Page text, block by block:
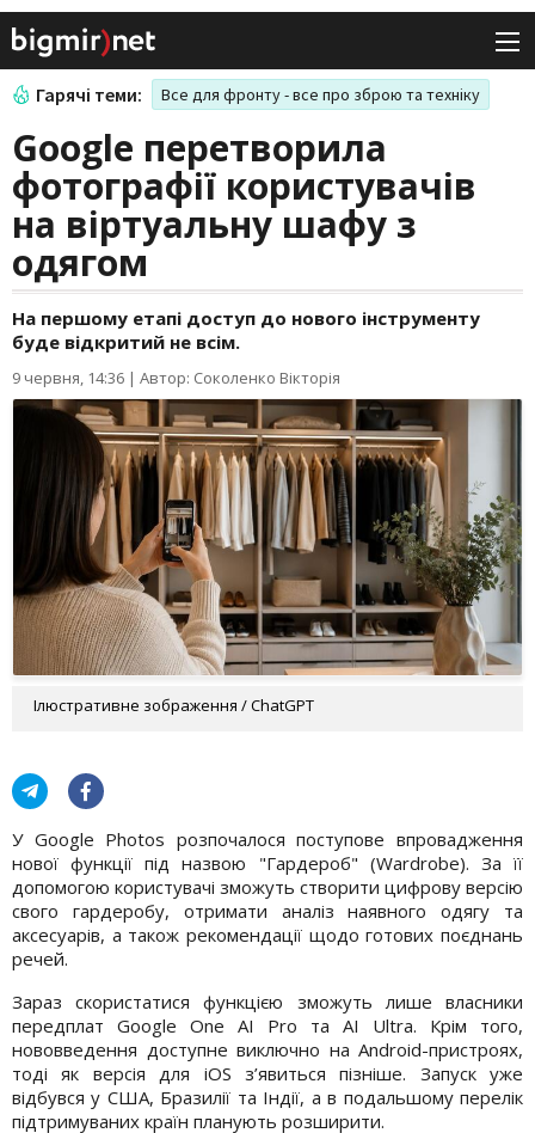
Гарячі теми: Все для фронту - все про зброю та техніку
Google перетворила
фотографії користувачів
на віртуальну шафу з
одягом
На першому етапі доступ до нового інструменту
буде відкритий не всім.
9 червня, 14:36 | Автор: Соколенко Вікторія
Ілюстративне зображення / ChatGPT
У Google Photos розпочалося поступове впровадження
нової функції під назвою "Гардероб" (Wardrobe). За її
допомогою користувачі зможуть створити цифрову версію
свого гардеробу, отримати аналіз наявного одягу та
аксесуарів, а також рекомендації щодо готових поєднань
речей.
Зараз скористатися функцією зможуть лише власники
передплат Google One AI Pro та AI Ultra. Крім того,
нововведення доступне виключно на Android-пристроях,
тоді як версія для iOS з’явиться пізніше. Запуск уже
відбувся у США, Бразилії та Індії, а в подальшому перелік
підтримуваних країн планують розширити.